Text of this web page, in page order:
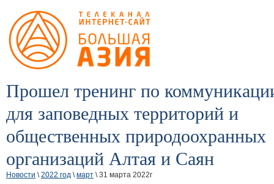
Прошел тренинг по
для заповедных территорий и
общественных природоохранных
организаций Алтая и Саян
Новости \2022 год \март \ 31 марта 2022г